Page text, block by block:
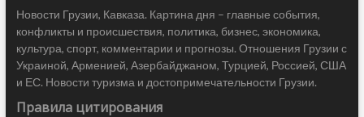
Новости Грузии, Кавказа. Картина дня – главные события,
конфликты и происшествия, политика, бизнес, экономика,
культура, спорт, комментарии и прогнозы. Отношения Грузии с
Украиной, Арменией, Азербайджаном, Турцией, Россией, США
и ЕС. Новости туризма и достопримечательности Грузии.
Правила цитирования